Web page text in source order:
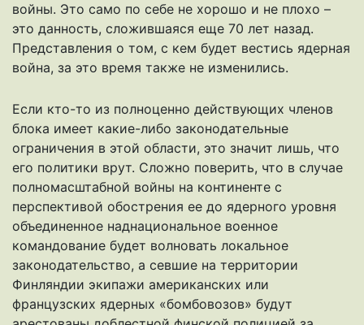
войны. Это само по себе не хорошо и не плохо –
это данность, сложившаяся еще 70 лет назад.
Представления о том, с кем будет вестись ядерная
война, за это время также не изменились.
Если кто-то из полноценно действующих членов
блока имеет какие-либо законодательные
ограничения в этой области, это значит лишь, что
его политики врут. Сложно поверить, что в случае
полномасштабной войны на континенте с
перспективой обострения ее до ядерного уровня
объединенное наднациональное военное
командование будет волновать локальное
законодательство, а севшие на территории
Финляндии экипажи американских или
французских ядерных «бомбовозов» будут